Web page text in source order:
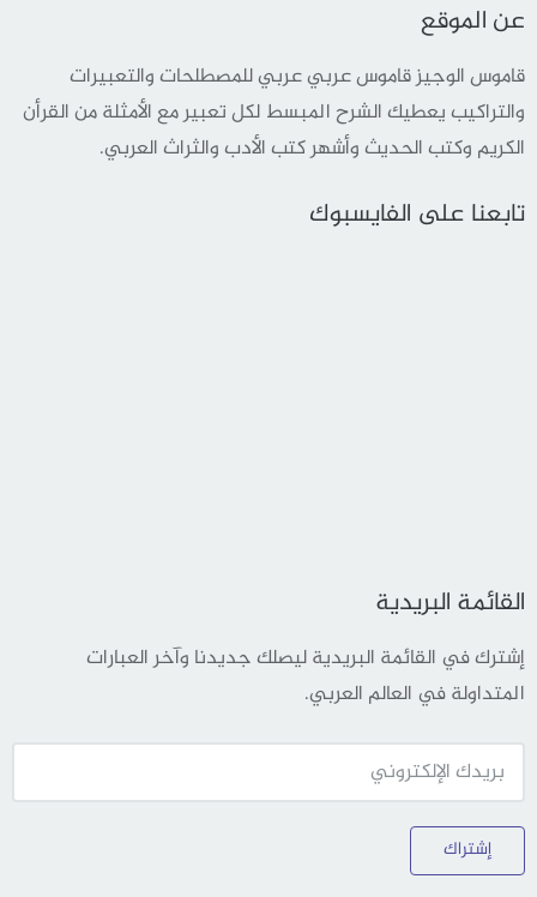
عن الموقع
قاموس الوجيز قاموس عربي عربي للمصطلحات والتعبيرات
والتراكيب يعطيك الشرح المبسط لكل تعبير مع الأمثلة من القرأن
الكريم وكتب الحديث وأشهر كتب الأدب والثراث العربي.
تابعنا على الفايسبوك
القائمة البريدية
إشترك في القائمة البريدية ليصلك جديدنا وآخر العبارات
المتداولة في العالم العربي.
إشتراك